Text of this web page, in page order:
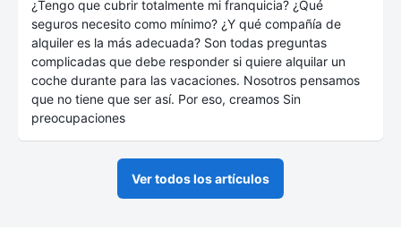
¿Tengo que cubrir totalmente mi franquicia? ¿Qué
seguros necesito como mínimo? ¿Y qué compañía de
alquiler es la más adecuada? Son todas preguntas
complicadas que debe responder si quiere alquilar un
coche durante para las vacaciones. Nosotros pensamos
que no tiene que ser así. Por eso, creamos Sin
preocupaciones
Ver todos los artículos